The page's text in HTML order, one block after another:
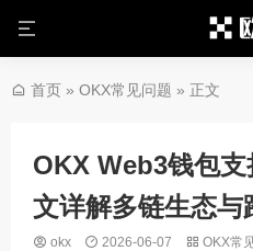
首页 » OKX常见问题 » 正文
OKX Web3钱包
文详解多链生态与
okx 2026-06-07 OKX常